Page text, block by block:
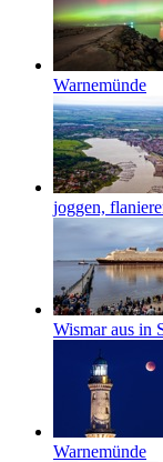
Warnemünde
joggen,
Wismar aus in
Warnemünde